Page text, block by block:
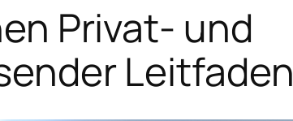
Privat- und
Leitfaden